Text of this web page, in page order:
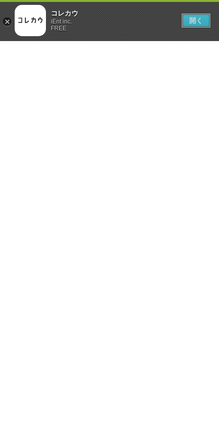
コレカウ
iEnt inc.
FREE
開く